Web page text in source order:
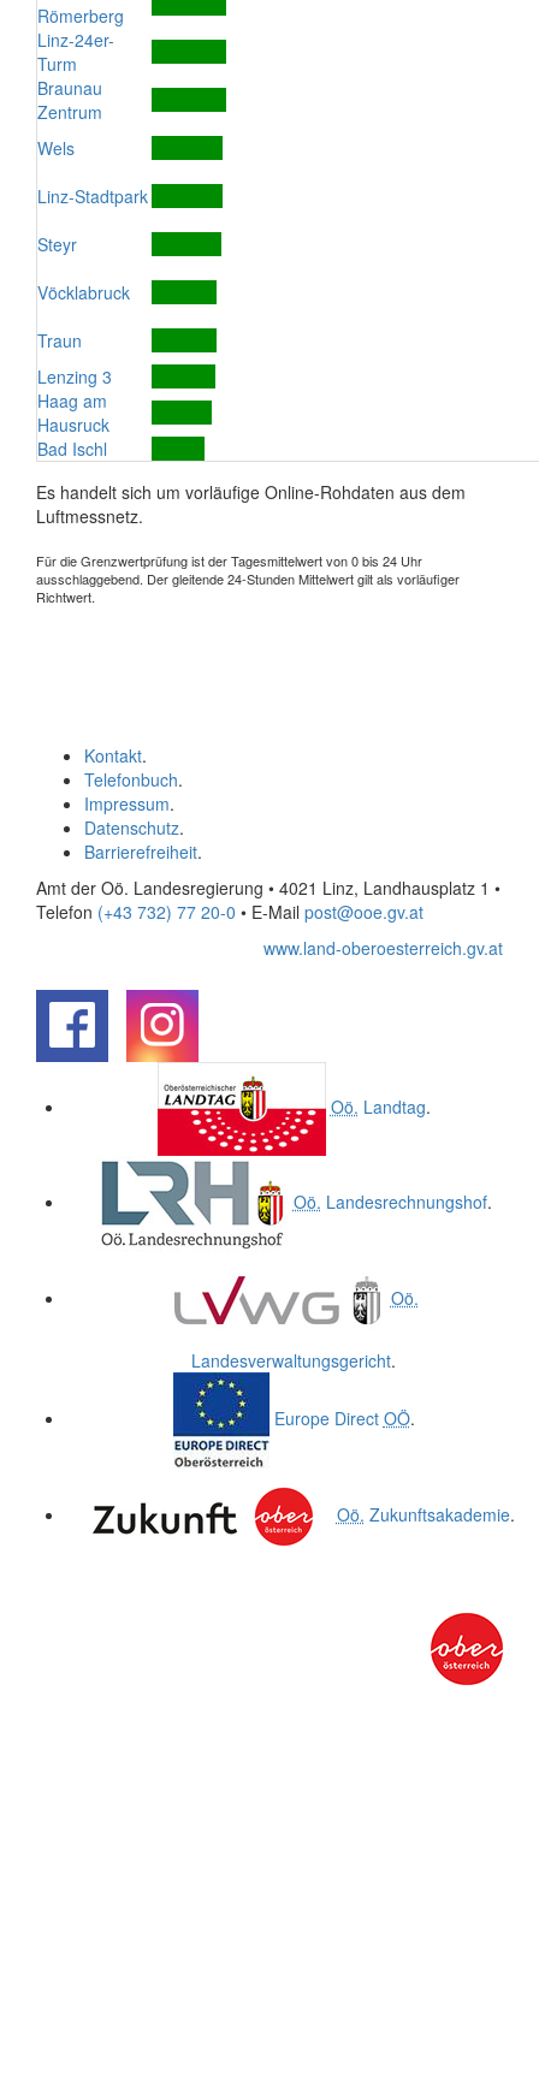
Römerberg
Linz-24er-
Turm
Braunau
Zentrum
Wels
Linz-Stadtpark
Steyr
Vöcklabruck
Traun
Lenzing 3
Haag am
Hausruck
Bad Ischl
Es handelt sich um vorläufige Online-Rohdaten aus dem
Luftmessnetz.
Für die Grenzwertprüfung ist der Tagesmittelwert von 0 bis 24 Uhr
ausschlaggebend. Der gleitende 24-Stunden Mittelwert gilt als vorläufiger
Richtwert.
Kontakt.
Telefonbuch.
Impressum.
Datenschutz.
Barrierefreiheit.
Amt der Oö. Landesregierung • 4021 Linz, Landhausplatz 1 •
Telefon (+43 732) 77 20-0 • E-Mail post@ooe.gv.at
www.land-oberoesterreich.gv.at
Oö. Landtag.
Oö. Landesrechnungshof.
Oö.
Landesverwaltungsgericht.
Europe Direct OÖ.
Oö. Zukunftsakademie.